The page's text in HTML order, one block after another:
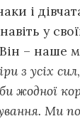
і
у
– наше
з усіх сил
жодної
Ми